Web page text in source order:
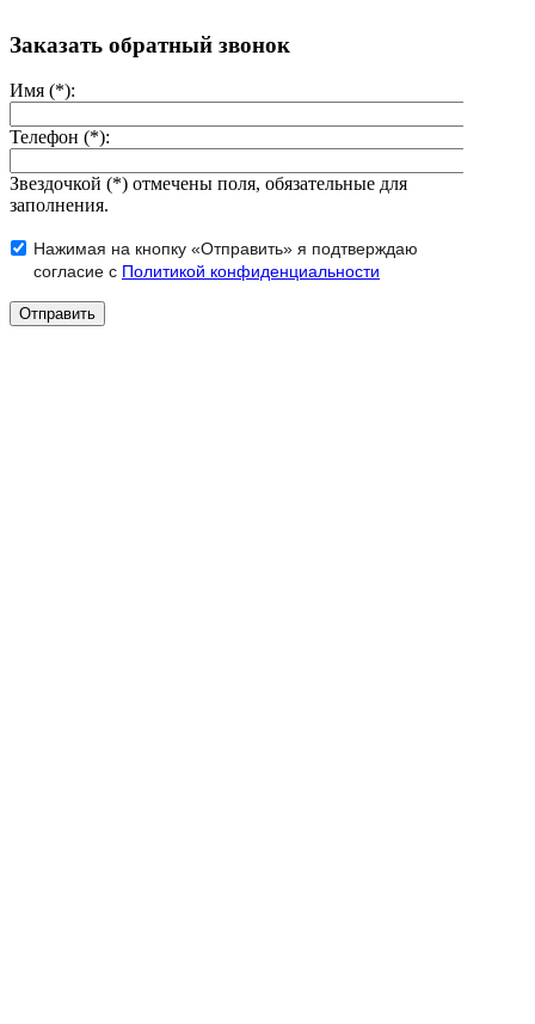
Заказать обратный звонок
Имя (*):
Телефон (*):
Звездочкой (*) отмечены поля, обязательные для
заполнения.
Нажимая на кнопку «Отправить» я подтверждаю
согласие с Политикой конфиденциальности